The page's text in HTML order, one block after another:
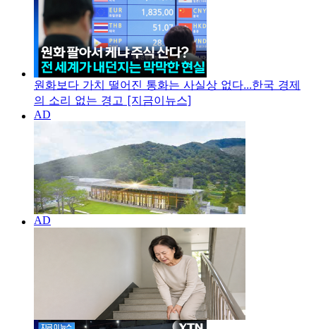
원화보다 가치 떨어진 통화는 사실상 없다...한국 경제
의 소리 없는 경고 [지금이뉴스]